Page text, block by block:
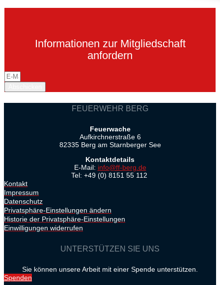
Informationen zur Mitgliedschaft
anfordern
FEUERWEHR BERG
Feuerwache
Aufkirchnerstraße 6
82335 Berg am Starnberger See
Kontaktdetails
E-Mail: info@ff-berg.de
Tel: +49 (0) 8151 55 112
Kontakt
Impressum
Datenschutz
Privatsphäre-Einstellungen ändern
Historie der Privatsphäre-Einstellungen
Einwilligungen widerrufen
UNTERSTÜTZEN SIE UNS
Sie können unsere Arbeit mit einer Spende unterstützen.
Spenden